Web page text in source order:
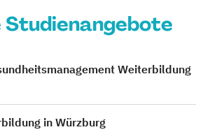
Weiterbildung
in Würzburg